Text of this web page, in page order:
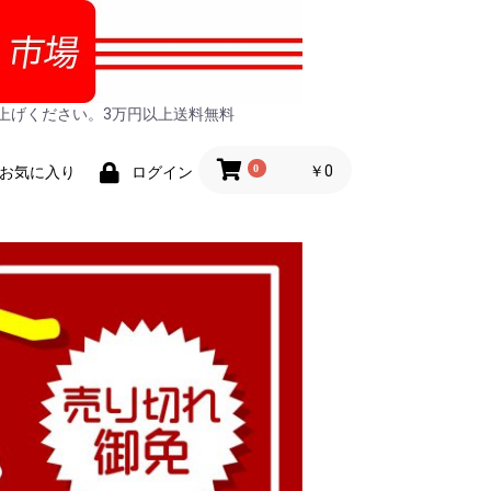
げください。3万円以上送料無料
気に入り ログイン 0 ￥0